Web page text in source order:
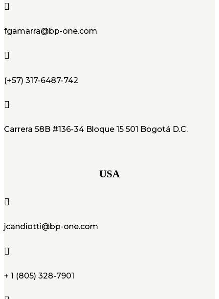

fgamarra@bp-one.com

(+57) 317-6487-742

Carrera 58B #136-34 Bloque 15 501 Bogotá D.C.
USA

jcandiotti@bp-one.com

+ 1 (805) 328-7901